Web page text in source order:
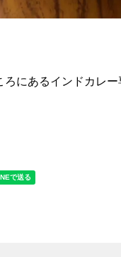
にあるインドカレ